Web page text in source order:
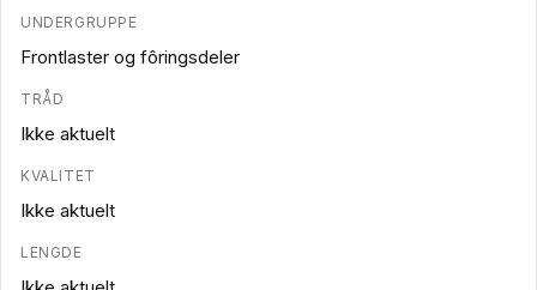
UNDERGRUPPE
Frontlaster og fôringsdeler
TRÅD
Ikke aktuelt
KVALITET
Ikke aktuelt
LENGDE